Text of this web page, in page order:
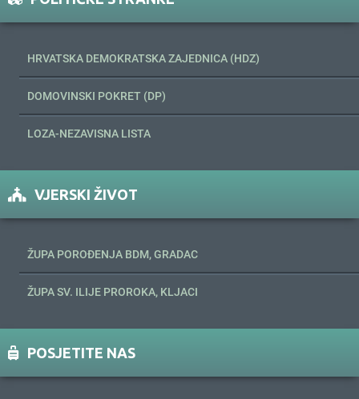
HRVATSKA DEMOKRATSKA ZAJEDNICA (HDZ)
DOMOVINSKI POKRET (DP)
LOZA-NEZAVISNA LISTA
VJERSKI ŽIVOT
ŽUPA POROĐENJA BDM, GRADAC
ŽUPA SV. ILIJE PROROKA, KLJACI
POSJETITE NAS